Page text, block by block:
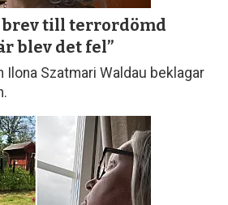
till terror­dömd
blev det fel”
Ilona Szatmari Waldau beklagar